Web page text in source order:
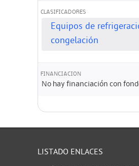
CLASIFICADORES
Equipos de
congelación
FINANCIACION
No hay financiación con
LISTADO ENLACES